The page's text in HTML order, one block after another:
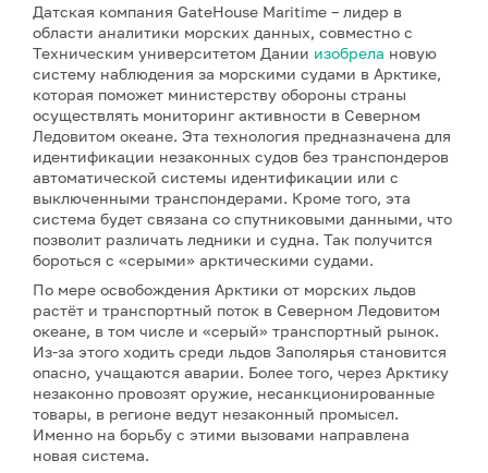
Датская компания GateHouse Maritime – лидер в
области аналитики морских данных, совместно с
Техническим университетом Дании изобрела новую
систему наблюдения за морскими судами в Арктике,
которая поможет министерству обороны страны
осуществлять мониторинг активности в Северном
Ледовитом океане. Эта технология предназначена для
идентификации незаконных судов без транспондеров
автоматической системы идентификации или с
выключенными транспондерами. Кроме того, эта
система будет связана со спутниковыми данными, что
позволит различать ледники и судна. Так получится
бороться с «серыми» арктическими судами.
По мере освобождения Арктики от морских льдов
растёт и транспортный поток в Северном Ледовитом
океане, в том числе и «серый» транспортный рынок.
Из-за этого ходить среди льдов Заполярья становится
опасно, учащаются аварии. Более того, через Арктику
незаконно провозят оружие, несанкционированные
товары, в регионе ведут незаконный промысел.
Именно на борьбу с этими вызовами направлена
новая система.